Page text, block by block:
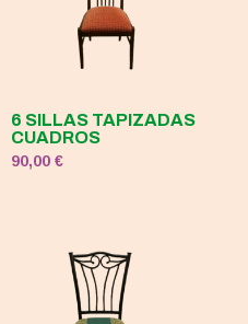
6 SILLAS TAPIZADAS
CUADROS
90,00€